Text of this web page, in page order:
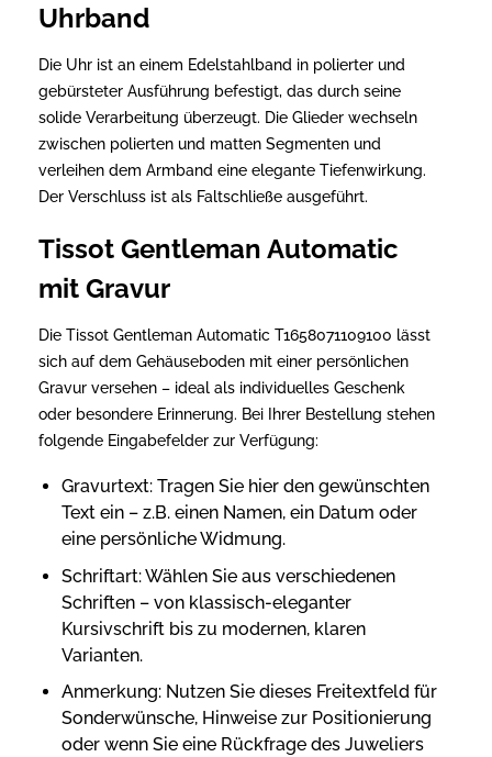
Uhrband
Die Uhr ist an einem Edelstahlband in polierter und
gebürsteter Ausführung befestigt, das durch seine
solide Verarbeitung überzeugt. Die Glieder wechseln
zwischen polierten und matten Segmenten und
verleihen dem Armband eine elegante Tiefenwirkung.
Der Verschluss ist als Faltschließe ausgeführt.
Tissot Gentleman Automatic
mit Gravur
Die Tissot Gentleman Automatic T1658071109100 lässt
sich auf dem Gehäuseboden mit einer persönlichen
Gravur versehen – ideal als individuelles Geschenk
oder besondere Erinnerung. Bei Ihrer Bestellung stehen
folgende Eingabefelder zur Verfügung:
Gravurtext: Tragen Sie hier den gewünschten
Text ein – z.B. einen Namen, ein Datum oder
eine persönliche Widmung.
Schriftart: Wählen Sie aus verschiedenen
Schriften – von klassisch-eleganter
Kursivschrift bis zu modernen, klaren
Varianten.
Anmerkung: Nutzen Sie dieses Freitextfeld für
Sonderwünsche, Hinweise zur Positionierung
oder wenn Sie eine Rückfrage des Juweliers